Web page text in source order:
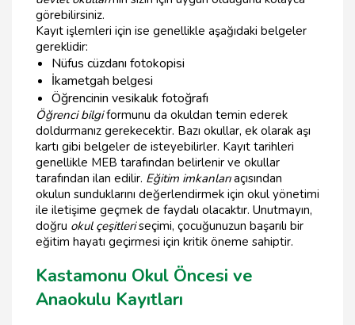
görebilirsiniz.
Kayıt işlemleri için ise genellikle aşağıdaki belgeler
gereklidir:
Nüfus cüzdanı fotokopisi
İkametgah belgesi
Öğrencinin vesikalık fotoğrafı
Öğrenci bilgiformunu da okuldan temin ederek
doldurmanız gerekecektir. Bazı okullar, ek olarak aşı
kartı gibi belgeler de isteyebilirler. Kayıt tarihleri
genellikle MEB tarafından belirlenir ve okullar
tarafından ilan edilir. Eğitim imkanlarıaçısından
okulun sunduklarını değerlendirmek için okul yönetimi
ile iletişime geçmek de faydalı olacaktır. Unutmayın,
doğru okul çeşitleriseçimi, çocuğunuzun başarılı bir
eğitim hayatı geçirmesi için kritik öneme sahiptir.
Kastamonu Okul Öncesi ve
Anaokulu Kayıtları